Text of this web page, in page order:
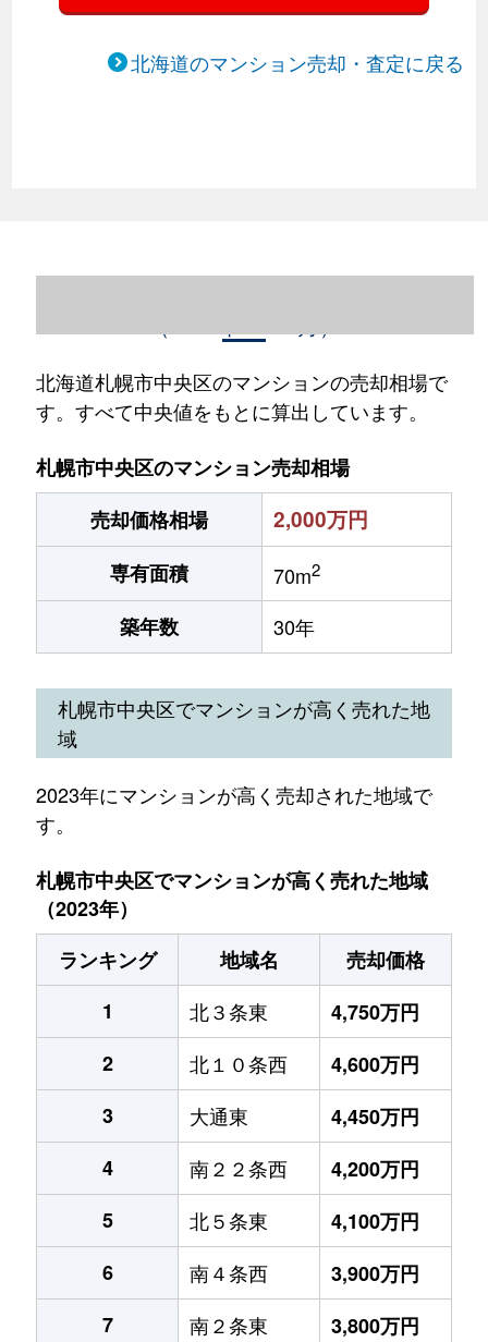
北海道のマンション売却・査定に戻る
北海道札幌市中央区のマンションの売却相場で
す。すべて中央値をもとに算出しています。
札幌市中央区のマンション売却相場
売却価格相場
2,000万円
専有面積 70m2
築年数 30年
札幌市中央区でマンションが高く売れた地
域
2023年にマンションが高く売却された地域で
す。
札幌市中央区でマンションが高く売れた地域
（2023年）
ランキング
地域名
売却価格
1
北３条東
4,750万円
2
北１０条西
4,600万円
3
大通東
4,450万円
4
南２２条西
4,200万円
5
北５条東
4,100万円
6
南４条西
3,900万円
7
南２条東 3,800万円